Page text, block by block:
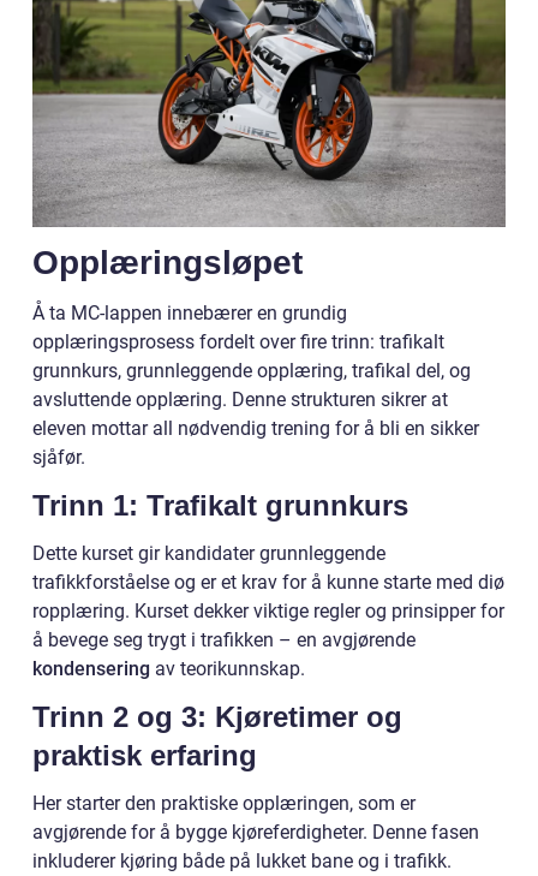
Opplæringsløpet
Å ta MC-lappen innebærer en grundig
opplæringsprosess fordelt over fire trinn: trafikalt
grunnkurs, grunnleggende opplæring, trafikal del, og
avsluttende opplæring. Denne strukturen sikrer at
eleven mottar all nødvendig trening for å bli en sikker
sjåfør.
Trinn 1: Trafikalt grunnkurs
Dette kurset gir kandidater grunnleggende
trafikkforståelse og er et krav for å kunne starte med diø
ropplæring. Kurset dekker viktige regler og prinsipper for
å bevege seg trygt i trafikken – en avgjørende
kondensering av teorikunnskap.
Trinn 2 og 3: Kjøretimer og
praktisk erfaring
Her starter den praktiske opplæringen, som er
avgjørende for å bygge kjøreferdigheter. Denne fasen
inkluderer kjøring både på lukket bane og i trafikk.